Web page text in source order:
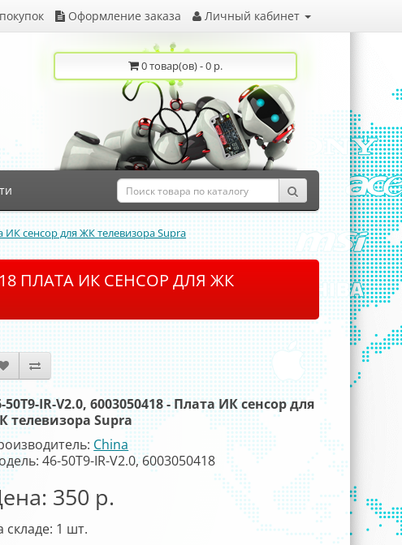
Оформление заказа Личный кабинет
0 товар(ов) - 0 р.
ИК сенсор для ЖК телевизора Supra
ПЛАТА ИК СЕНСОР ДЛЯ ЖК
50T9-IR-V2.0, 6003050418 - Плата ИК сенсор для
телевизора Supra
China
46-50T9-IR-V2.0, 6003050418
350 р.
складе: 1 шт.